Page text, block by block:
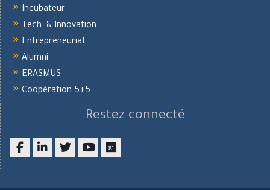
Incubateur
Tech. & Innovation
Entrepreneuriat
Alumni
ERASMUS
Coopération 5+5
Restez connecté